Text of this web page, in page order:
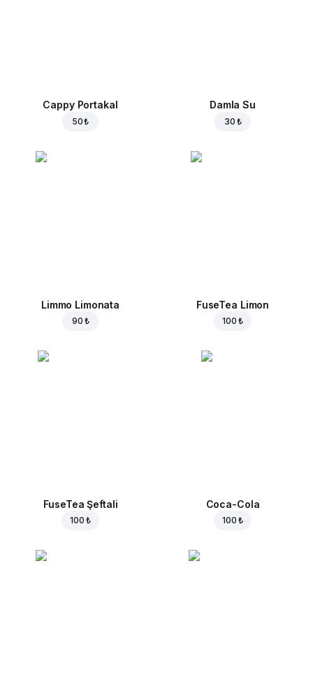
Cappy Portakal
50 ₺
Damla Su
30 ₺
Limmo Limonata
90 ₺
FuseTea Limon
100 ₺
FuseTea Şeftali
100 ₺
Coca-Cola
100 ₺